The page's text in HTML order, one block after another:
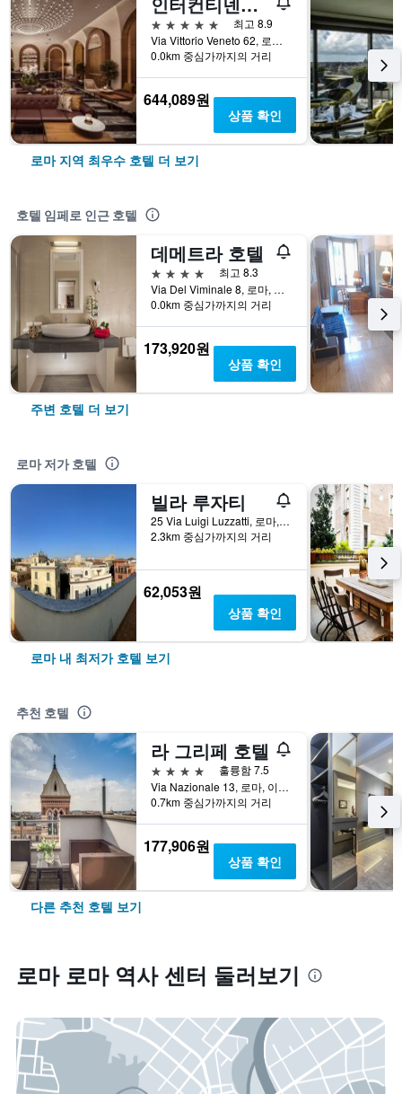
5성급
최고 8.9
Via Vittorio Veneto 62, 로마, 이탈리아
0.0km 중심가까지의 거리
644,089원
상품 확인
로마 지역 최우수 호텔 더 보기
호텔 임페로 인근 호텔
데메트라 호텔
4성급
최고 8.3
Via Del Viminale 8, 로마, 이탈리아
0.0km 중심가까지의 거리
173,920원
상품 확인
주변 호텔 더 보기
로마 저가 호텔
빌라 루자티
25 Via Luigi Luzzatti, 로마, 이탈리아
2.3km 중심가까지의 거리
62,053원
상품 확인
로마 내 최저가 호텔 보기
추천 호텔
라 그리페 호텔
4성급
훌륭함 7.5
Via Nazionale 13, 로마, 이탈리아
0.7km 중심가까지의 거리
177,906원
상품 확인
다른 추천 호텔 보기
로마 로마 역사 센터 둘러보기